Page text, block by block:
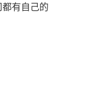
有自己的